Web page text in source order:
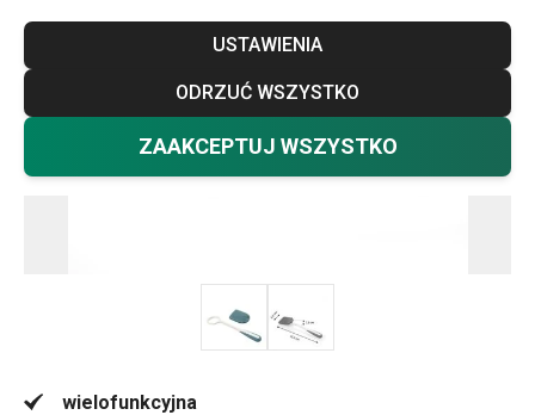
USTAWIENIA
ODRZUĆ WSZYSTKO
ZAAKCEPTUJ WSZYSTKO
wielofunkcyjna